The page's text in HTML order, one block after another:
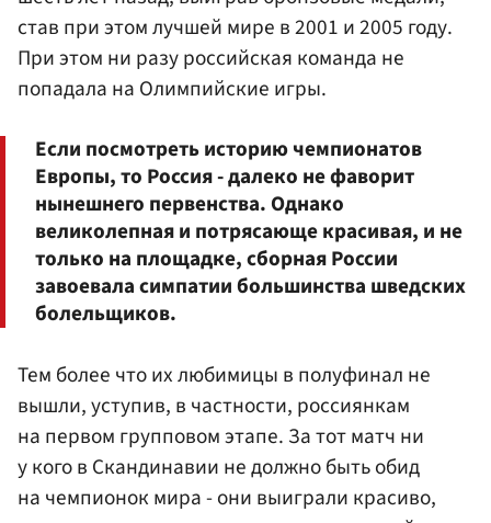
став при этом лучшей мире в 2001 и 2005 году.
При этом ни разу российская команда не
попадала на Олимпийские игры.
Если посмотреть историю чемпионатов
Европы, то Россия - далеко не фаворит
нынешнего первенства. Однако
великолепная и потрясающе красивая, и не
только на площадке, сборная России
завоевала симпатии большинства шведских
болельщиков.
Тем более что их любимицы в полуфинал не
вышли, уступив, в частности, россиянкам
на первом групповом этапе. За тот матч ни
у кого в Скандинавии не должно быть обид
на чемпионок мира - они выиграли красиво,